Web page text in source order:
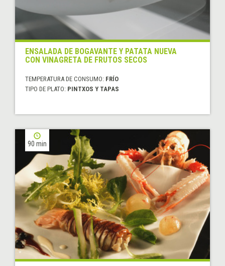
ENSALADA DE BOGAVANTE Y PATATA NUEVA
CON VINAGRETA DE FRUTOS SECOS
TEMPERATURA DE CONSUMO: FRÍO
TIPO DE PLATO: PINTXOS Y TAPAS
90 min